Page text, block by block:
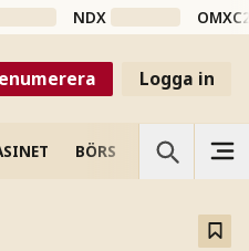
NDX
Logga in
BÖRS VETENSKAP